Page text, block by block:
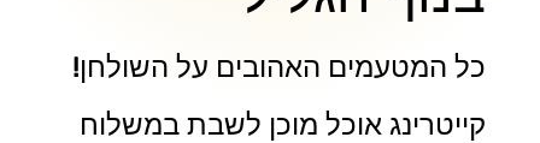
כל המטעמים האהובים על השולחן!
קייטרינג אוכל מוכן לשבת במשלוח